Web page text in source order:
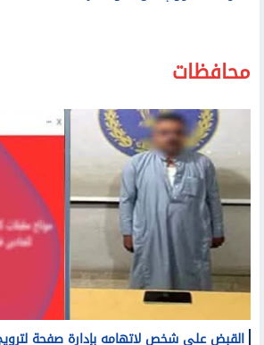
خطوط المحمول إلا من خلال الشركات
محافظات